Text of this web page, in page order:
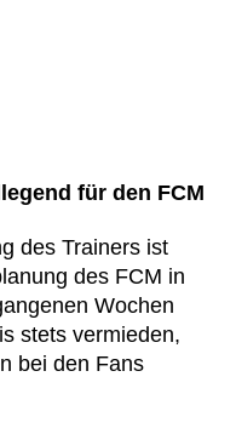
für den FCM
des Trainers ist
des FCM in
Wochen
stets vermieden,
bei den Fans